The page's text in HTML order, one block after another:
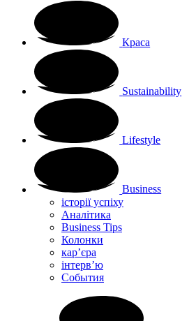
Краса
Sustainability
Lifestyle
Business
історії успіху
Аналітика
Business Tips
Колонки
кар’єра
інтерв’ю
Cобытия